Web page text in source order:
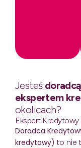
Jesteś
ekspertem
okolicach?
Ekspert
Doradca
kredytowy) to nie